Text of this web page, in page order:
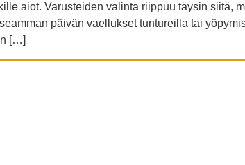
aiot. Varusteiden valinta riippuu täysin siitä,
päivän vaellukset tuntureilla tai
[…]